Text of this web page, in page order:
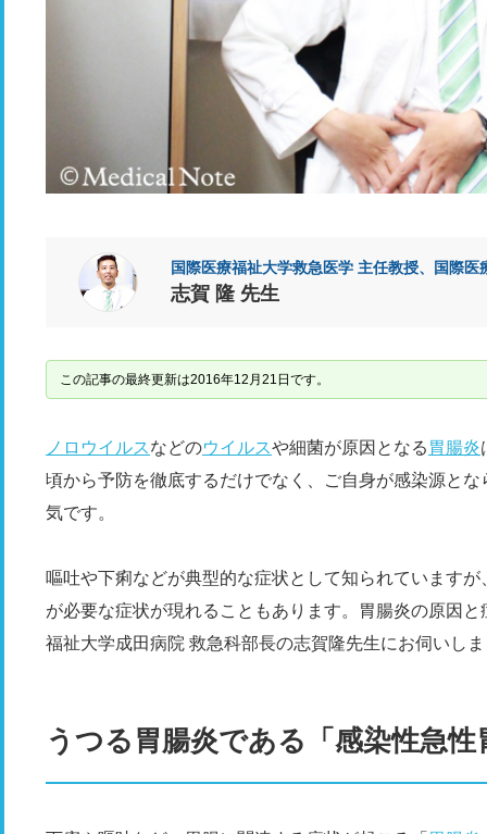
国際医療福祉大学救急医学 主任教授、国際
志賀 隆 先生
この記事の最終更新は2016年12月21日です。
ノロウイルスなどのウイルスや細菌が原因となる 胃腸炎
頃から予防を徹底するだけでなく、ご自身が感染源と
気です。
嘔吐や下痢などが典型的な症状として知られていますが
が必要な症状が現れることもあります。胃腸炎の原因
福祉大学成田病院 救急科部長の志賀隆先生にお伺いし
うつる胃腸炎である「感染性急性